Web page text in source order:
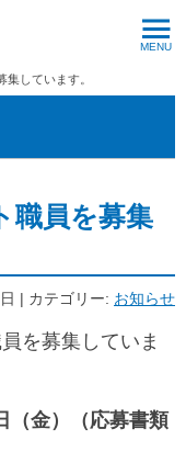
しています。
職員を募集
| カテゴリー: お知らせ
を募集していま
（金）（応募書類